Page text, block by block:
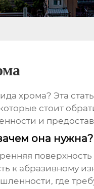
хрома? Эта
стоит
и
она нужна?
к абразивному
где